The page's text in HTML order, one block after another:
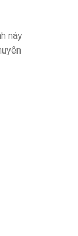
này